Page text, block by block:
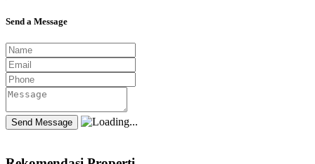
Send a Message